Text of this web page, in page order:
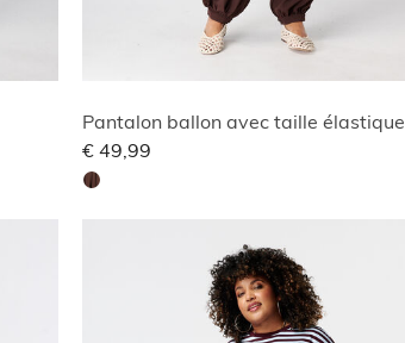
Pantalon ballon avec taille élastique
€ 49,99